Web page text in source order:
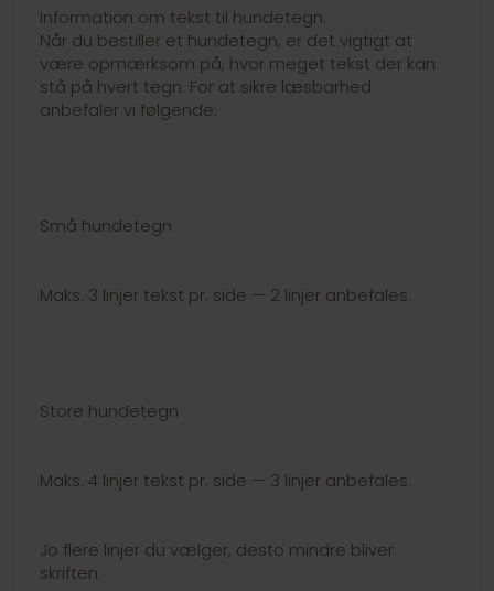
Information om tekst til hundetegn:
Når du bestiller et hundetegn, er det vigtigt at
være opmærksom på, hvor meget tekst der kan
stå på hvert tegn. For at sikre læsbarhed
anbefaler vi følgende:
Små hundetegn
Maks. 3 linjer tekst pr. side — 2 linjer anbefales.
Store hundetegn
Maks. 4 linjer tekst pr. side — 3 linjer anbefales.
Jo flere linjer du vælger, desto mindre bliver
skriften.